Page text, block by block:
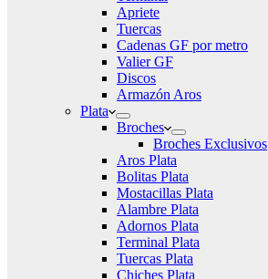
Apriete
Tuercas
Cadenas GF por metro
Valier GF
Discos
Armazón Aros
Plata
Broches
Broches Exclusivos
Aros Plata
Bolitas Plata
Mostacillas Plata
Alambre Plata
Adornos Plata
Terminal Plata
Tuercas Plata
Chiches Plata